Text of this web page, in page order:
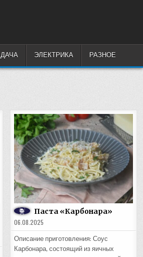
ДАЧА ЭЛЕКТРИКА РАЗНОЕ
Паста «Карбонара»
06.08.2025
Описание приготовления: Соус
Карбонара, состоящий из яичных